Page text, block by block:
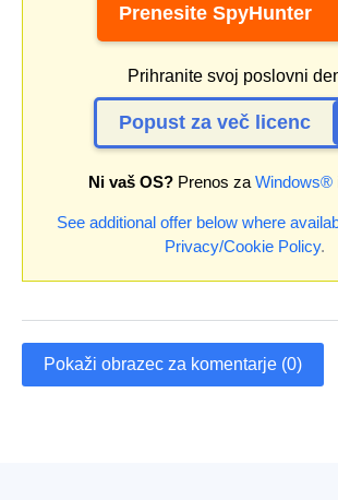
Prenesite SpyHunter
Prihranite svoj poslovni
Popust za več licenc
Ni vaš OS?Prenos za Windows®
See additional offer below where
Privacy/Cookie Policy.
Pokaži obrazec za komentarje (0)